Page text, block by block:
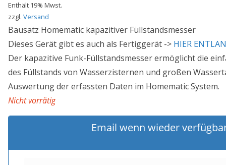
Enthält 19% Mwst.
zzgl. Versand
Bausatz Homematic kapazitiver Füllstandsmesser
Dieses Gerät gibt es auch als Fertiggerät -> HIER
Der kapazitive Funk-Füllstandsmesser ermöglicht die
des Füllstands von Wasserzisternen und großen
Auswertung der erfassten Daten im Homematic System.
Nicht vorrätig
Email wenn wieder